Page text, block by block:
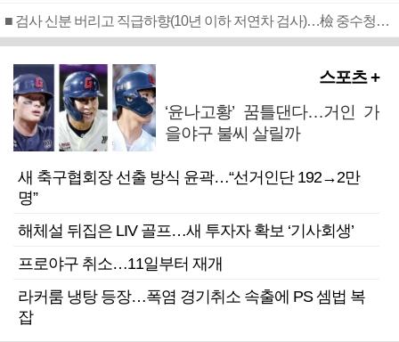
■ 검사 신분 버리고 직급하향(10년 이하 저연차 검사)…檢 중수청행 기피
스포츠 +
‘윤나고황’ 꿈틀댄다…거인 가
을야구 불씨 살릴까
새 축구협회장 선출 방식 윤곽…“선거인단 192→2만
명”
해체설 뒤집은 LIV 골프…새 투자자 확보 ‘기사회생’
프로야구 취소…11일부터 재개
라커룸 냉탕 등장…폭염 경기취소 속출에 PS 셈법 복
잡